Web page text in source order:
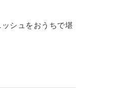
シュをおうちで堪